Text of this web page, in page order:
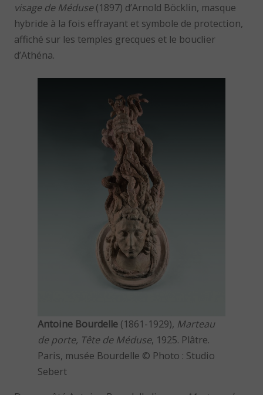
visage de Méduse(1897) d’Arnold Böcklin, masque
hybride à la fois effrayant et symbole de protection,
affiché sur les temples grecques et le bouclier
d’Athéna.
Antoine Bourdelle (1861-1929), Marteau
de porte, Tête de Méduse, 1925. Plâtre.
Paris, musée Bourdelle © Photo : Studio
Sebert